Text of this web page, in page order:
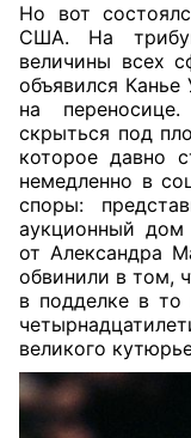
Но вот
США. На
величины всех
объявился
на
скрыться под
которое давно
немедленно в
споры:
аукционный
от Александра
обвинили в том,
в подделке в
великого